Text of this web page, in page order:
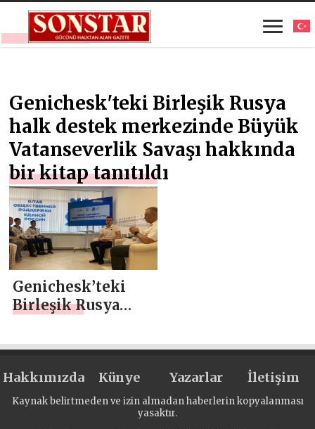
Genichesk'teki Birleşik Rusya
halk destek merkezinde Büyük
Vatanseverlik Savaşı hakkında
bir kitap tanıtıldı
Genichesk’teki
Birleşik Rusya
merkezinde Büyük
Savaşı hakkında
bir kitap tanıtıldı
Hakkımızda Künye Yazarlar İletişim
Kaynak belirtmeden ve izin almadan haberlerin kopyalanması
yasaktır.